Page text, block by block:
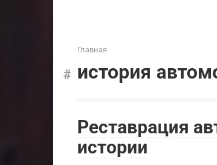
Главная
история
Реставрация
истории